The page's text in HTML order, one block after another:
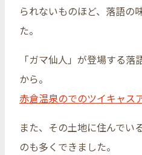
られないものほど、落語の
た。
「ガマ仙人」が登場する
から。
赤倉温泉のでのツイキャス
また、その土地に住んでい
のも多くできました。